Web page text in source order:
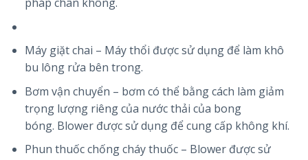
Máy giặt chai – Máy thổi được sử dụng để làm khô
bu lông rửa bên trong.
Bơm vận chuyển – bơm có thể bằng cách làm giảm
trọng lượng riêng của nước thải của bong
bóng. Blower được sử dụng để cung cấp không khí.
Phun thuốc chống cháy thuốc – Blower được sử